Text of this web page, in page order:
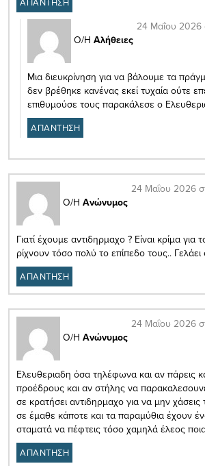
Ο/Η Αλήθειες
24 Μαΐου 2026
Μια διευκρίνηση για να βάλουμε τα
δεν βρέθηκε κανένας εκεί τυχαία ούτε
επιθυμούσε τους παρακάλεσε ο
ΑΠΑΝΤΗΣΗ
Ο/Η Ανώνυμος
24 Μαΐου 2026
Γιατί έχουμε αντιδηρμαχο ? Είναι κρίμα
ρίχνουν τόσο πολύ το επίπεδο τους..
ΑΠΑΝΤΗΣΗ
Ο/Η Ανώνυμος
24 Μαΐου 2026
Ελευθεριαδη όσα τηλέφωνα και αν πάρεις
προέδρους και αν στήλης να
σε κρατήσει αντιδηρμαχο για να μην
σε έμαθε κάποτε και τα παραμύθια έχουν
σταματά να πέφτεις τόσο χαμηλά έλεος
ΑΠΑΝΤΗΣΗ